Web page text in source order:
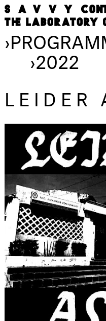
›
›2022
LEIDER